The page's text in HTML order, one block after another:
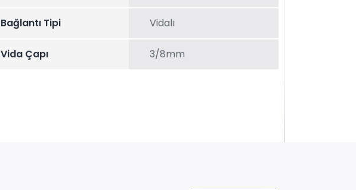
Bağlantı Tipi Vidalı
Vida Çapı 3/8mm